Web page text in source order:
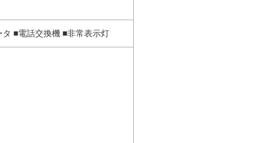
■電話交換機 ■非常表示灯